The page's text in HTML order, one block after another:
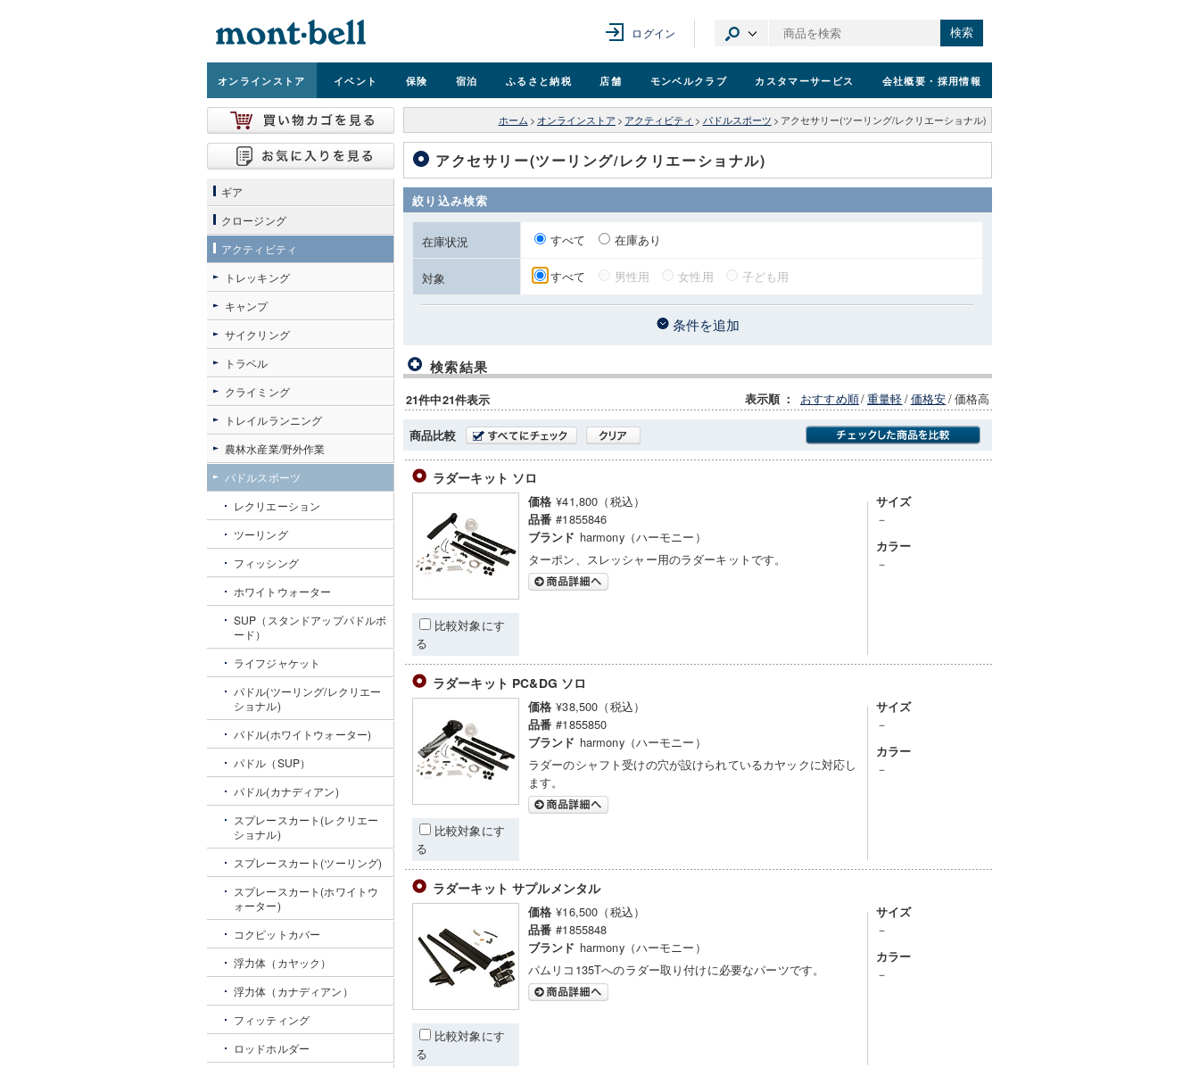
ログイン 検索
オンラインストア イベント 保険 宿泊 ふるさと納税 店舗 モンベルクラブ カスタマーサービス 会社概要 ・採用情報
ホーム > オンラインストア > アクティビティ > パドルスポーツ > アクセサリー(ツーリング/レクリエーショナル)
アクセサリー(ツーリング/レクリエーショナル)
絞り込み検索
在庫状況 すべて 在庫あり
対象 すべて 男性用 女性用 子ども用
条件を追加
検索結果
21件中21件表示 表示順 ： おすすめ順/重量軽/価格安/価格高
商品比較
ラダーキット ソロ
比較対象にす
る
価格 ¥41,800（税込）
品番 #1855846
ブランド harmony（ハーモニー）
ターポン、スレッシャー用のラダーキットです。
サイズ
－
カラー
－
ラダーキット PC&DG ソロ
比較対象にす
る
価格 ¥38,500（税込）
品番 #1855850
ブランド harmony（ハーモニー）
ラダーのシャフト受けの穴が設けられているカヤックに対応し
ます。
サイズ
－
カラー
－
ラダーキット サプルメンタル
比較対象にす
る
価格 ¥16,500（税込）
品番 #1855848
ブランド harmony（ハーモニー）
パムリコ135Tへのラダー取り付けに必要なパーツです。
サイズ
－
カラー
－
ギア
クロージング
アクティビティ
トレッキング
キャンプ
サイクリング
トラベル
クライミング
トレイルランニング
農林水産業/野外作業
パドルスポーツ
レクリエーション
ツーリング
フィッシング
ホワイトウォーター
SUP（スタンドアップパドルボ
ード）
ライフジャケット
パドル(ツーリング/レクリエー
ショナル)
パドル(ホワイトウォーター)
パドル（SUP）
パドル(カナディアン)
スプレースカート(レクリエー
ショナル)
スプレースカート(ツーリング)
スプレースカート(ホワイトウ
ォーター)
コクピットカバー
浮力体（カヤック）
浮力体（カナディアン）
フィッティング
ロッドホルダー